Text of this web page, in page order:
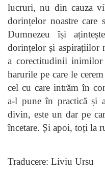
lucruri, nu din cauza
dorințelor noastre care
Dumnezeu își
dorințelor și aspirațiilor
a corectitudinii
harurile pe care le
cel cu care intrăm în
a-l pune în practică și
divin, este un dar pe
încetare. Și apoi, toți la
Traducere: Liviu Ursu